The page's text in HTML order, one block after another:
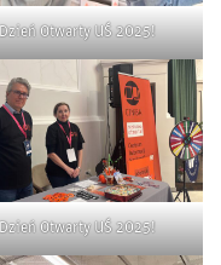
Dzień Otwarty UŚ 2025!
Dzień Otwarty UŚ 2025!